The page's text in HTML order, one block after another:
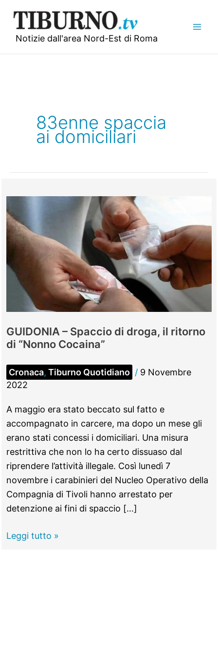
contenuto
Notizie dall'area Nord-Est di Roma
83enne spaccia
ai domiciliari
GUIDONIA – Spaccio di droga, il ritorno
di “Nonno Cocaina”
Cronaca, Tiburno Quotidiano / 9 Novembre
2022
A maggio era stato beccato sul fatto e
accompagnato in carcere, ma dopo un mese gli
erano stati concessi i domiciliari. Una misura
restrittiva che non lo ha certo dissuaso dal
riprendere l’attività illegale. Così lunedì 7
novembre i carabinieri del Nucleo Operativo della
Compagnia di Tivoli hanno arrestato per
detenzione ai fini di spaccio […]
GUIDONIA
Leggi tutto »